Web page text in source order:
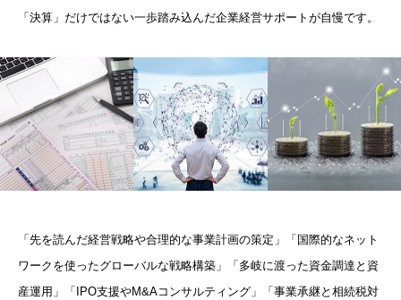
「決算」だけではない一歩踏み込んだ企業経営サポートが自慢です。
「先を読んだ経営戦略や合理的な事業計画の策定」「国際的なネット
ワークを使ったグローバルな戦略構築」「多岐に渡った資金調達と資
産運用」「IPO支援やM&Aコンサルティング」「事業承継と相続税対